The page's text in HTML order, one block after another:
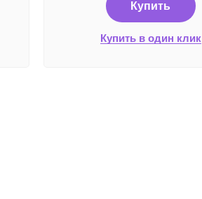
Купить
Купить в один клик